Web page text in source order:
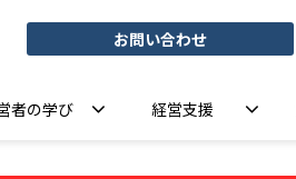
お問い合わせ
者の学び 経営支援